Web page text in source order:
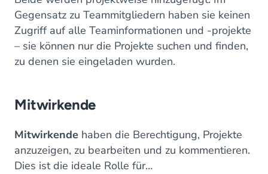
Gegensatz zu Teammitgliedern haben sie keinen
Zugriff auf alle Teaminformationen und -projekte
– sie können nur die Projekte suchen und finden,
zu denen sie eingeladen wurden.
Mitwirkende
Mitwirkende haben die Berechtigung, Projekte
anzuzeigen, zu bearbeiten und zu kommentieren.
Dies ist die ideale Rolle für…